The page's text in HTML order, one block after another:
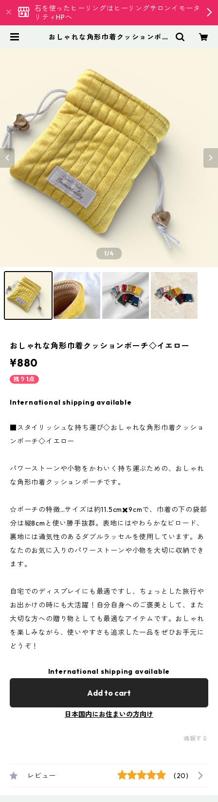
石を使ったヒーリングはヒーリングサロンイモータ
リティHPへ
おしゃれな角形巾着クッションポー
1/4
おしゃれな角形巾着クッションポーチ◇イエロー
¥880
残り1点
International shipping available
■スタイリッシュな持ち運び◇おしゃれな角形巾着クッショ
ンポーチ◇イエロー
パワーストーンや小物をかわいく持ち運ぶための、おしゃれ
な角形巾着クッションポーチです。
☆ポーチの特徴…サイズは約11.5cm✖️9cmで、巾着の下の袋部
分は縦8cmと使い勝手抜群。表地にはやわらかなビロード、
裏地には通気性のあるダブルラッセルを使用しています。あ
なたのお気に入りのパワーストーンや小物を大切に収納でき
ます。
自宅でのディスプレイにも最適ですし、ちょっとした旅行や
お出かけの時にも大活躍！自分自身へのご褒美として、また
大切な方への贈り物としても最適なアイテムです。おしゃれ
を楽しみながら、使いやすさも追求した一品をぜひお手元に
どうぞ！
International shipping available
Add to cart
日本国内にお住まいの方向け
通報する
レビュー (20)